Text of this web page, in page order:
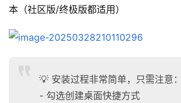
本（社区版/终极版都适用）
💡 安装过程非常简单，只需注意：
- 勾选创建桌面快捷方式